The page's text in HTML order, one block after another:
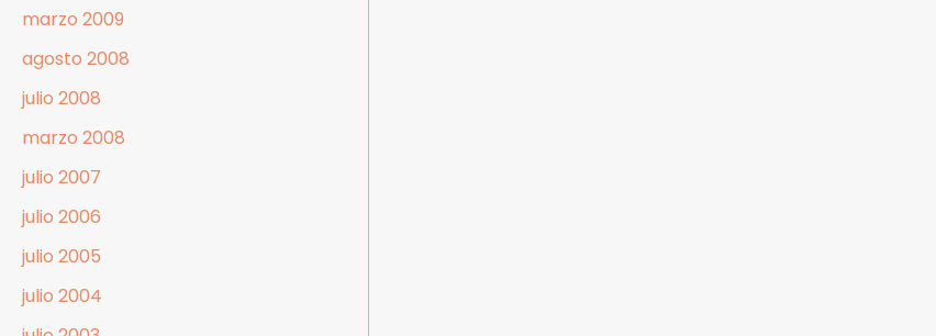
marzo 2009
agosto 2008
julio 2008
marzo 2008
julio 2007
julio 2006
julio 2005
julio 2004